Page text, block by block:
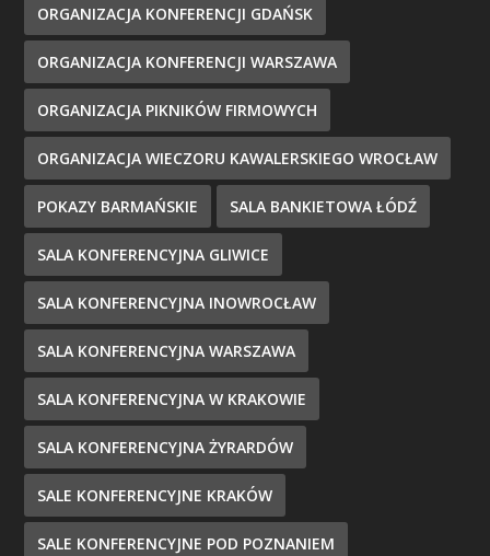
ORGANIZACJA KONFERENCJI GDAŃSK
ORGANIZACJA KONFERENCJI WARSZAWA
ORGANIZACJA PIKNIKÓW FIRMOWYCH
ORGANIZACJA WIECZORU KAWALERSKIEGO WROCŁAW
POKAZY BARMAŃSKIE SALA BANKIETOWA ŁÓDŹ
SALA KONFERENCYJNA GLIWICE
SALA KONFERENCYJNA INOWROCŁAW
SALA KONFERENCYJNA WARSZAWA
SALA KONFERENCYJNA W KRAKOWIE
SALA KONFERENCYJNA ŻYRARDÓW
SALE KONFERENCYJNE KRAKÓW
SALE KONFERENCYJNE POD POZNANIEM